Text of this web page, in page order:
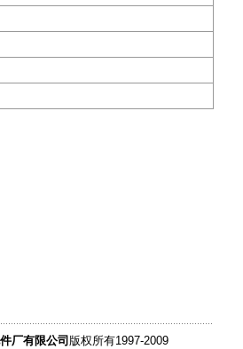
厂有限公司 版权所有1997-2009